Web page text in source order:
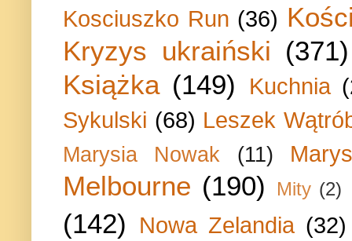
Kosciuszko Run (36)
Kryzys ukraiński (371)
Książka (149) Kuchnia
Sykulski (68) Leszek
Marysia Nowak (11)
Melbourne (190) Mity (2)
(142) Nowa Zelandia (32)